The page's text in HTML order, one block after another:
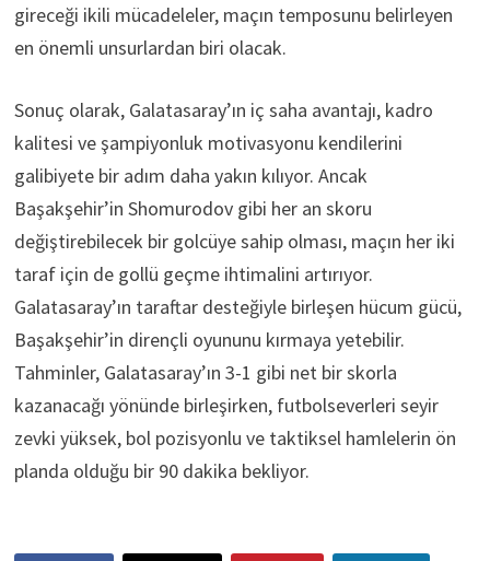
gireceği ikili mücadeleler, maçın temposunu belirleyen
en önemli unsurlardan biri olacak.
Sonuç olarak, Galatasaray’ın iç saha avantajı, kadro
kalitesi ve şampiyonluk motivasyonu kendilerini
galibiyete bir adım daha yakın kılıyor. Ancak
Başakşehir’in Shomurodov gibi her an skoru
değiştirebilecek bir golcüye sahip olması, maçın her iki
taraf için de gollü geçme ihtimalini artırıyor.
Galatasaray’ın taraftar desteğiyle birleşen hücum gücü,
Başakşehir’in dirençli oyununu kırmaya yetebilir.
Tahminler, Galatasaray’ın 3-1 gibi net bir skorla
kazanacağı yönünde birleşirken, futbolseverleri seyir
zevki yüksek, bol pozisyonlu ve taktiksel hamlelerin ön
planda olduğu bir 90 dakika bekliyor.